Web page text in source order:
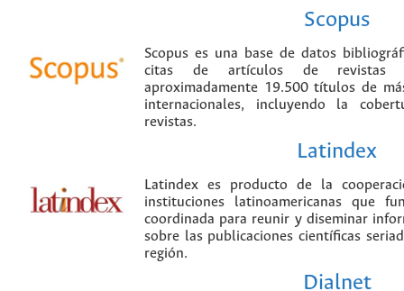
Scopus
Scopus es una base de datos
citas de artículos de revistas
aproximadamente 19.500 títulos de
internacionales, incluyendo la
revistas.
Latindex
Latindex es producto de la
instituciones latinoamericanas que
coordinada para reunir y diseminar
sobre las publicaciones científicas
región.
Dialnet